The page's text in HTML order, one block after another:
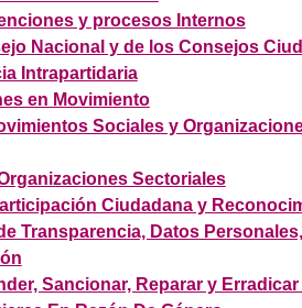
y procesos Internos
Nacional y de los Consejos
Intrapartidaria
en Movimiento
Sociales y
Sectoriales
Ciudadana y
Transparencia, Datos
Sancionar, Reparar y